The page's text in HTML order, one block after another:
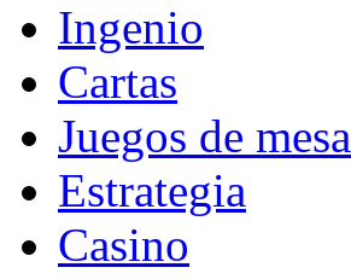
Ingenio
Cartas
Juegos de mesa
Estrategia
Casino